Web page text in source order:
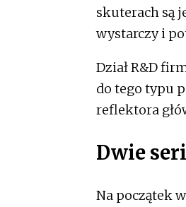
skuterach są
wystarczy i
Dział R&D
do tego typu
reflektora
Dwie
Na początek